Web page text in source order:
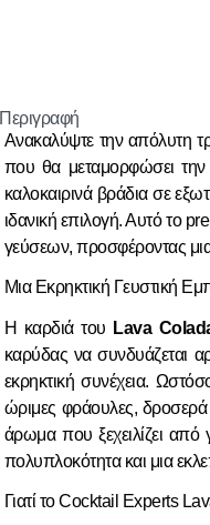
Περιγραφή
Ανακαλύψτε την απόλυτη
που θα μεταμορφώσει την
καλοκαιρινά βράδια σε
ιδανική επιλογή. Αυτό το
γεύσεων, προσφέροντας μια
Μια Εκρηκτική Γευστική
Η καρδιά του Lava
καρύδας να συνδυάζεται
εκρηκτική συνέχεια.
ώριμες φράουλες, δροσερά
άρωμα που ξεχειλίζει από
πολυπλοκότητα και μια
Γιατί το Cocktail Experts